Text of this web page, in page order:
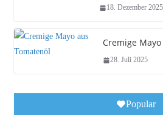
18. Dezember 2025
Cremige
28. Juli 2025
Popular